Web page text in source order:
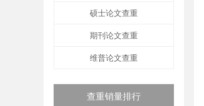
硕士论文查重
期刊论文查重
维普论文查重
查重销量排行